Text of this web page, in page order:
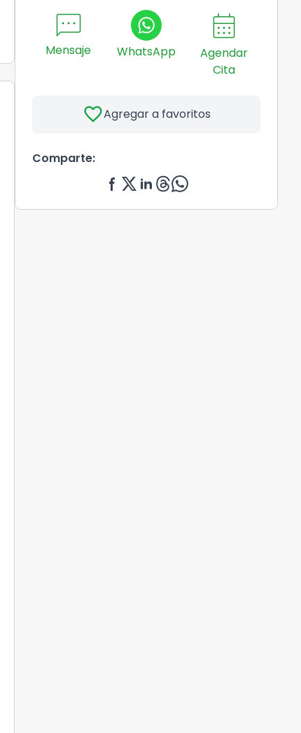
sms
Mensaje WhatsApp
calendar_month
Agendar
Cita
favoriteAgregar a favoritos
Comparte: